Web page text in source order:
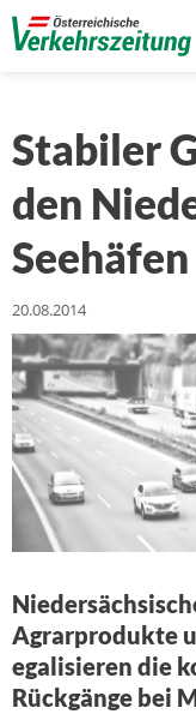
Stabiler
den
Seehäfen
20.08.2014
Agrarprodukte
egalisieren die
Rückgänge bei